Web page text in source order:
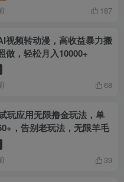
187
视频转动漫，高收益暴力搬
做，轻松月入10000+
68
玩应用无限撸金玩法，单
，告别老玩法，无限羊毛
39